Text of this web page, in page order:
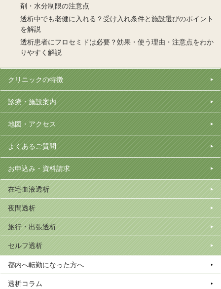
剤・水分制限の注意点
透析中でも老健に入れる？受け入れ条件と施設選びのポイント
を解説
透析患者にフロセミドは必要？効果・使う理由・注意点をわか
りやすく解説
クリニックの特徴
診療・施設案内
地図・アクセス
よくあるご質問
お申込み・資料請求
在宅血液透析
夜間透析
旅行・出張透析
セルフ透析
都内へ転勤になった方へ
透析コラム